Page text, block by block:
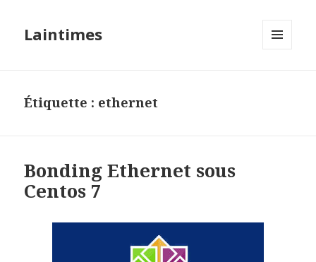
Laintimes
Étiquette : ethernet
Bonding Ethernet sous
Centos 7